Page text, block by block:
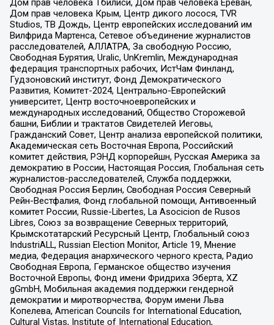
Дом прав человека Тбилиси, Дом прав человека Ереван,
Дом прав человека Крым, Центр дикого лосося, TVR
Studios, ТВ Дождь, Центр европейских исследований им
Вилфрида Мартенса, Сетевое объединение журналистов
расследователей, АЛЛАТРА, За свободную Россию,
Свободная Бурятия, Uralic, UnKremlin, Международная
федерация транспортных рабочих, ИстЧам Финланд,
Гудзоновский институт, Фонд Демократического
Развития, Комитет-2024, Центрально-Европейский
университет, Центр восточноевропейских и
международных исследований, Общество Сторожевой
башни, Библии и трактатов Свидетелей Иеговы,
Гражданский Совет, Центр анализа европейской политики,
Академическая сеть Восточная Европа, Российский
комитет действия, РЭНД корпорейшн, Русская Америка за
демократию в России, Настоящая Россия, Глобальная сеть
журналистов-расследователей, Служба поддержки,
Свободная Россия Берлин, Свободная Россия Северный
Рейн-Вестфалия, Фонд глобальной помощи, Антивоенный
комитет России, Russie-Libertes, La Asocicion de Rusos
Libres, Союз за возвращение Северных территорий,
Крымскотатарский Ресурсный Центр, Глобальный союз
IndustriALL, Russian Election Monitor, Article 19, Мнение
медиа, Федерация анархического черного креста, Радио
Свободная Европа, Германское общество изучения
Восточной Европы, Фонд имени Фридриха Эберта, XZ
gGmbH, Мобильная академия поддержки гендерной
демократии и миротворчества, Форум имени Льва
Копелева, American Councils for International Education,
Cultural Vistas, Institute of International Education,